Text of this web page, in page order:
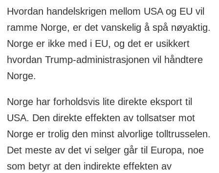
Hvordan handelskrigen mellom USA og EU vil
ramme Norge, er det vanskelig å spå nøyaktig.
Norge er ikke med i EU, og det er usikkert
hvordan Trump-administrasjonen vil håndtere
Norge.
Norge har forholdsvis lite direkte eksport til
USA. Den direkte effekten av tollsatser mot
Norge er trolig den minst alvorlige tolltrusselen.
Det meste av det vi selger går til Europa, noe
som betyr at den indirekte effekten av